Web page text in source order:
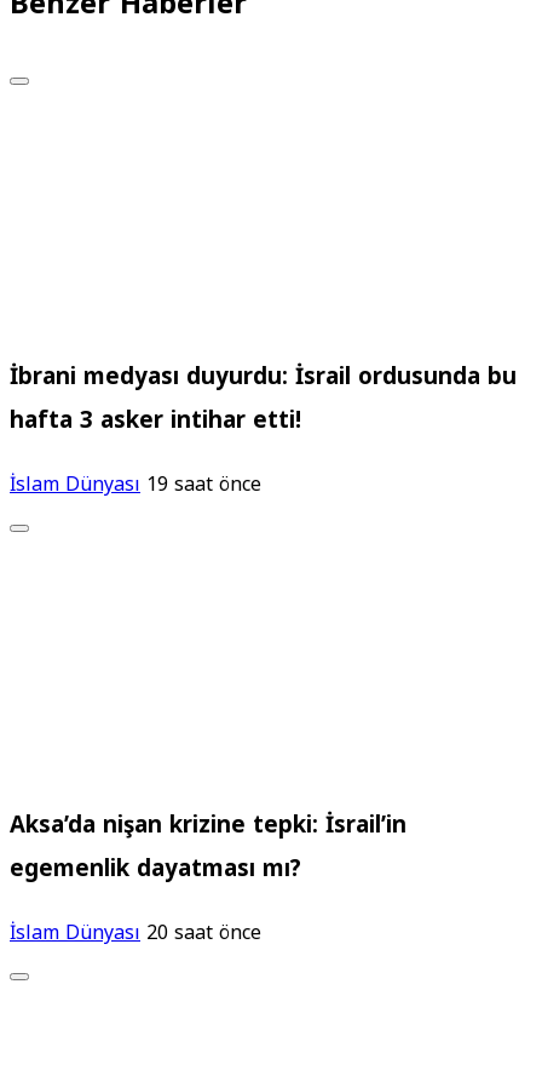
İbrani medyası duyurdu: İsrail ordusunda bu
hafta 3 asker intihar etti!
İslam Dünyası 19 saat önce
Aksa’da nişan krizine tepki: İsrail’in
egemenlik dayatması mı?
İslam Dünyası20 saat önce